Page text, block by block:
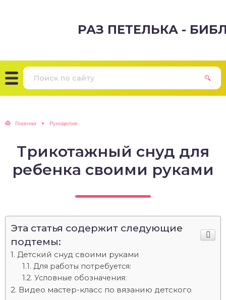
РАЗ ПЕТЕЛЬКА -
Главная Рукоделие
Трикотажный снуд для
ребенка своими руками
Эта статья содержит следующие
подтемы:
Детский снуд своими руками
Для работы потребуется:
Условные обозначения:
Видео мастер-класс по вязанию детского